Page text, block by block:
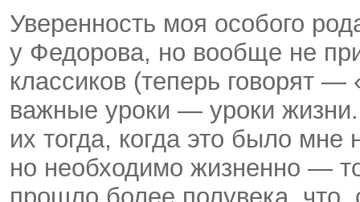
Уверенность моя особого
у Федорова, но вообще не
классиков (теперь говорят
важные уроки — уроки
их тогда, когда это было мне
но необходимо жизненно —